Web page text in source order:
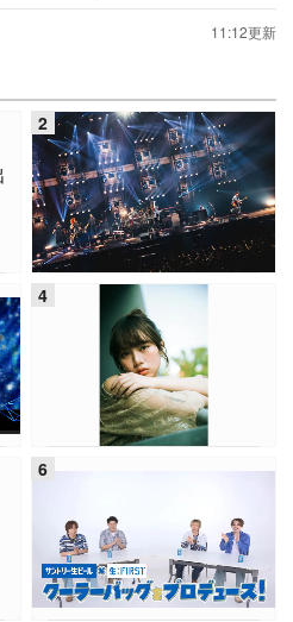
11:12更新